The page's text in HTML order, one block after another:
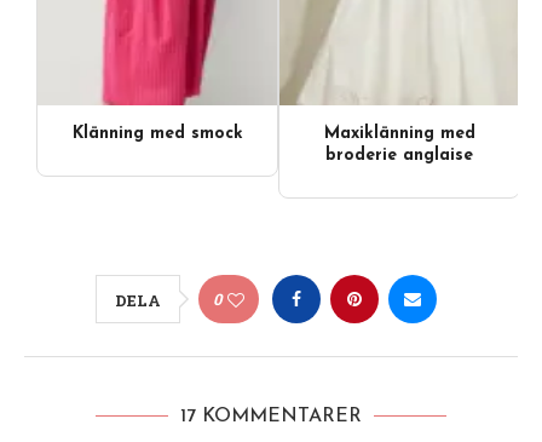
Klänning med smock
Maxiklänning med
broderie anglaise
DELA 0
17 KOMMENTARER